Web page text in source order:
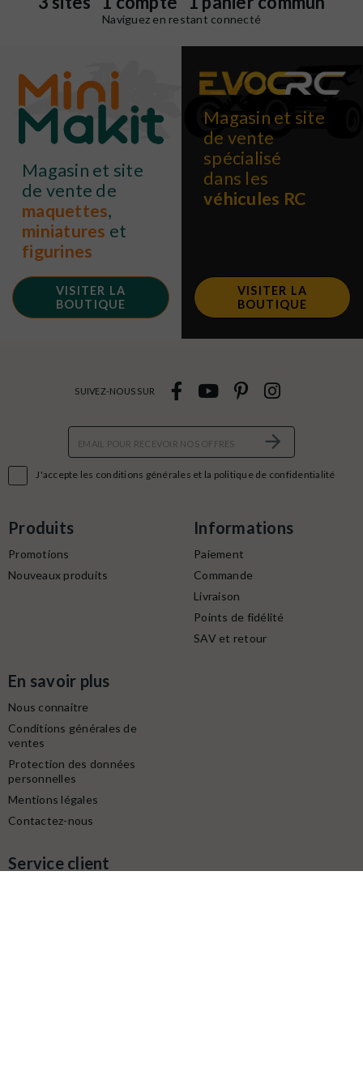
Naviguez en restant connecté
Magasin et site
de vente de
maquettes,
miniatures et
figurines
VISITER LA
BOUTIQUE
Magasin et site
de vente
spécialisé
dans les
véhicules RC
VISITER LA
BOUTIQUE
J'accepte les conditions générales et la politique de confidentialité
SUIVEZ-NOUS SUR
Produits
Promotions
Nouveaux produits
Informations
Paiement
Commande
Livraison
Points de fidélité
SAV et retour
En savoir plus
Nous connaitre
Conditions générales de
ventes
Protection des données
personnelles
Mentions légales
Contactez-nous
Service client